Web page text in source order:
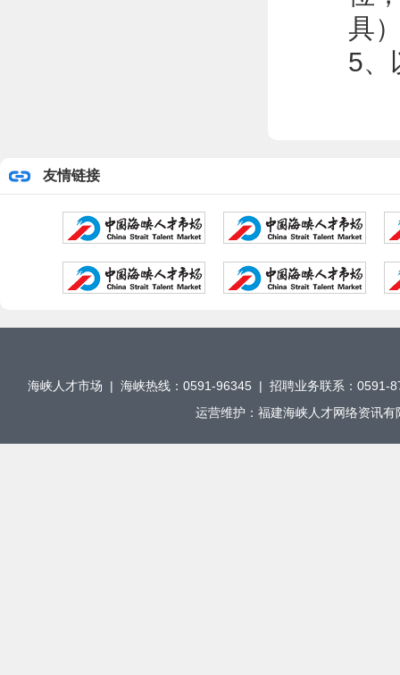
具
5、
友情链接
海峡人才市场 | 海峡热线：0591-96345 | 招聘业务联系：
运营维护：福建海峡人才网络资讯